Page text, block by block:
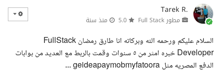
Tarek R.
مطور Full Stack منذ سنة
السلام عليكم ورحمه الله وبركاته انا طارق رمضان FullStack
Developer خبره امثر من ٥ سنوات وقمت بالربط مع العديد من بوابات
الدفع المصريه مثل geideapaymobmyfatoora ...